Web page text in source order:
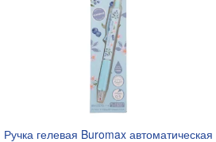
Ручка гелевая Buromax автоматическая